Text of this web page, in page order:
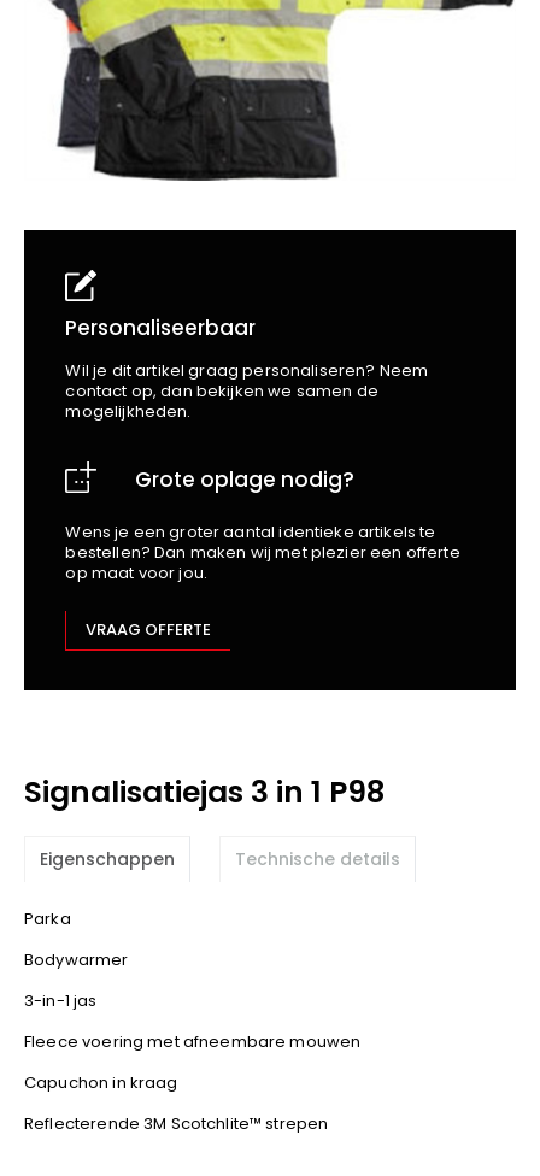
School BusinessWellness Kapper
Bata
Beechfield
Blakläder
Claude
Craft
Edge Safety
Harvest
Heckel
Hydrowear
Jassz
Kariban
M-Safe
OXXA
Premier
Projob
Result
Safety Jogger
Sioen
TowelCity
YOKO
Personaliseerbaar
Wil je dit artikel graag personaliseren? Neem
contact op, dan bekijken we samen de
mogelijkheden.
Grote oplage nodig?
Wens je een groter aantal identieke artikels te
bestellen? Dan maken wij met plezier een offerte
op maat voor jou.
VRAAG OFFERTE
Signalisatiejas 3 in 1 P98
Eigenschappen Technische details
Parka
Bodywarmer
3-in-1 jas
Fleece voering met afneembare mouwen
Capuchon in kraag
Reflecterende 3M Scotchlite™ strepen